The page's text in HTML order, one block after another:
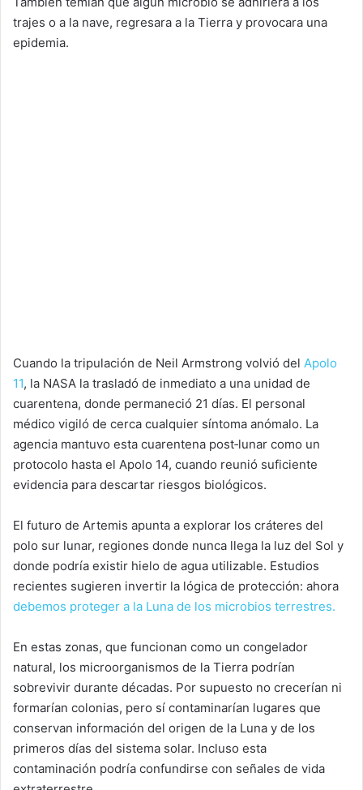
trajes o a la nave, regresara a la Tierra y provocara una
epidemia.
Cuando la tripulación de Neil Armstrong volvió del Apolo
11, la NASA la trasladó de inmediato a una unidad de
cuarentena, donde permaneció 21 días. El personal
médico vigiló de cerca cualquier síntoma anómalo. La
agencia mantuvo esta cuarentena post‑lunar como un
protocolo hasta el Apolo 14, cuando reunió suficiente
evidencia para descartar riesgos biológicos.
El futuro de Artemis apunta a explorar los cráteres del
polo sur lunar, regiones donde nunca llega la luz del Sol y
donde podría existir hielo de agua utilizable. Estudios
recientes sugieren invertir la lógica de protección: ahora
debemos proteger a la Luna de los microbios terrestres.
En estas zonas, que funcionan como un congelador
natural, los microorganismos de la Tierra podrían
sobrevivir durante décadas. Por supuesto no crecerían ni
formarían colonias, pero sí contaminarían lugares que
conservan información del origen de la Luna y de los
primeros días del sistema solar. Incluso esta
contaminación podría confundirse con señales de vida